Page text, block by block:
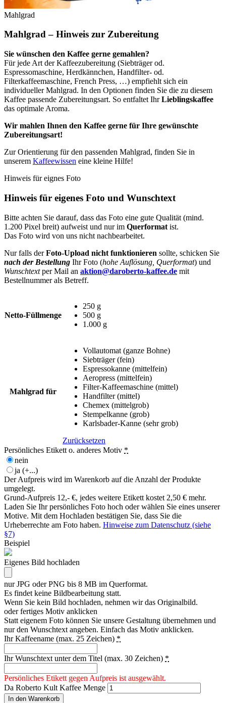
Mahlgrad
Mahlgrad – Hinweis zur Zubereitung
Sie wünschen den Kaffee gerne gemahlen?
Für jede Art der Kaffeezubereitung (Siebträger od.
Espressomaschine, Herdkännchen, Handfilter- od.
Filterkaffeemaschine, French Press, …) empfiehlt sich ein
individueller Mahlgrad. In den Optionen finden Sie die zu diesem
Kaffee passende Zubereitungsart. So entfaltet IhrLieblingskaffee
das optimale Aroma.
Wir mahlen Ihnen den Kaffee gerne für Ihre gewünschte
Zubereitungsart!
Zur Orientierung für den passenden Mahlgrad, finden Sie in
unserem Kaffeewissen eine kleine Hilfe!
Hinweis für eignes Foto
Hinweis für eigenes Foto und Wunschtext
Bitte achten Sie darauf, dass das Foto eine gute Qualität (mind.
1.200 Pixel breit) aufweist und nur im Querformat ist.
Das Foto wird von uns nicht nachbearbeitet.
Nur falls derFoto-Upload nicht funktionieren sollte, schicken Sie
nach der Bestellung Ihr Foto (hohe Auflösung, Querformat) und
Wunschtextper Mail an aktion@daroberto-kaffee.de mit
Bestellnummer als Betreff.
Netto-Füllmenge
250 g
500 g
1.000 g
Mahlgrad für
Vollautomat (ganze Bohne)
Siebträger (fein)
Espressokanne (mittelfein)
Aeropress (mittelfein)
Filter-Kaffeemaschine (mittel)
Handfilter (mittel)
Chemex (mittelgrob)
Stempelkanne (grob)
Karlsbader-Kanne (sehr grob)
Zurücksetzen
Persönliches Etikett o. anderes Motiv *
nein
ja (+...)
Der Aufpreis wird im Warenkorb auf die Anzahl der Produkte
umgelegt.
Grund-Aufpreis 12,- €, jedes weitere Etikett kostet 2,50 € mehr.
Laden Sie Ihr persönliches Foto hoch oder wählen Sie eines unserer
Motive. Mit dem Hochladen bestätigen Sie, dass Sie die
Urheberrechte am Foto haben. Hinweise zum Datenschutz (siehe
§7)
Beispiel
Eigenes Bild hochladen
nur JPG oder PNG bis 8 MB im Querformat.
Es findet keine Bildbearbeitung statt.
Wenn Sie kein Bild hochladen, nehmen wir das Originalbild.
oder fertiges Motiv anklicken
Statt eigenem Foto können Sie unsere Gestaltung übernehmen und
nur den Wunschtext angeben. Einfach das Motiv anklicken.
Ihr Kaffeename (max. 25 Zeichen) *
Ihr Wunschtext unter dem Titel (max. 30 Zeichen) *
Persönliches Etikett gegen Aufpreis ist ausgewählt.
Da Roberto Kult Kaffee Menge
In den Warenkorb